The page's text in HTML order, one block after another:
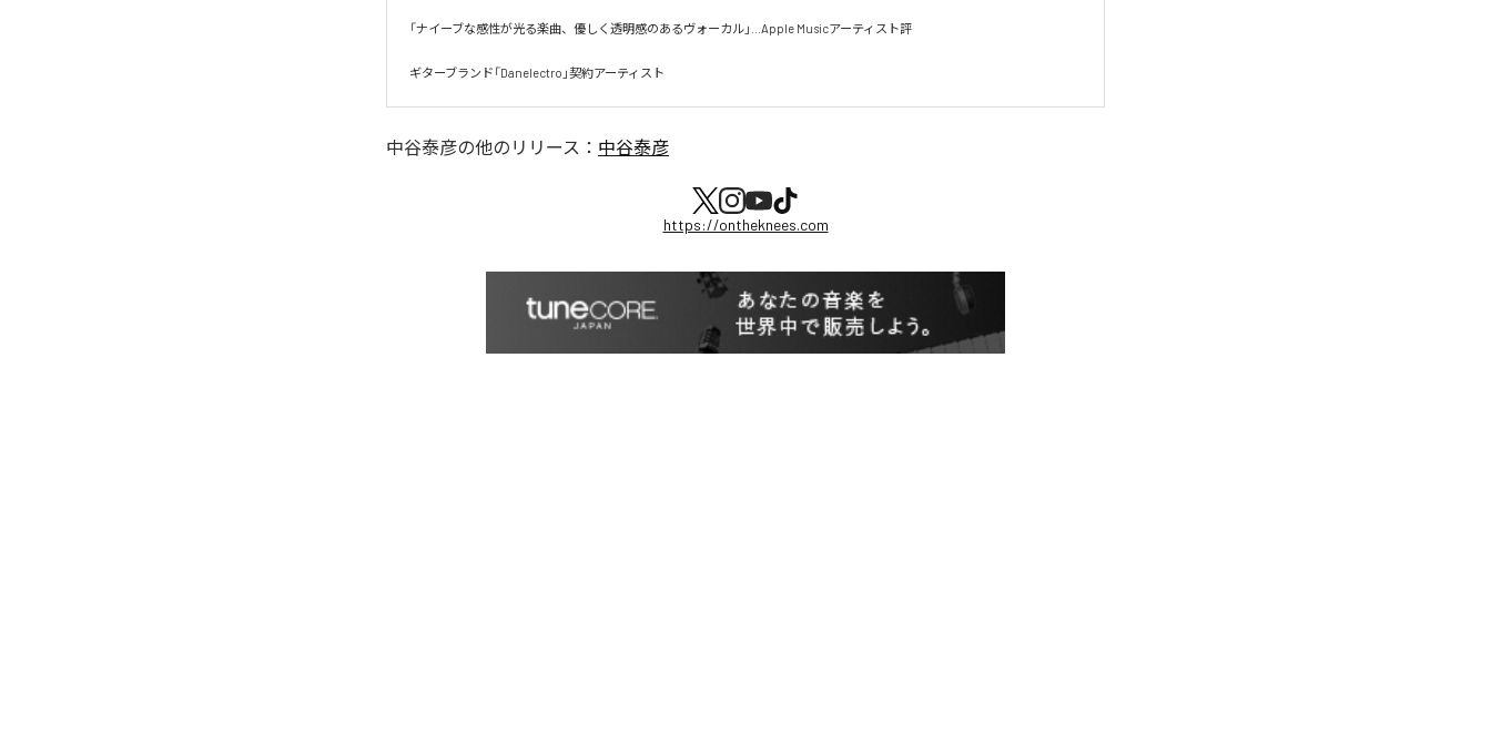
「ナイーブな感性が光る楽曲、優しく透明感のあるヴォーカル」...Apple Musicアーティスト評
ギターブランド「Danelectro」契約アーティスト
中谷泰彦の他のリリース： 中谷泰彦
https://ontheknees.com